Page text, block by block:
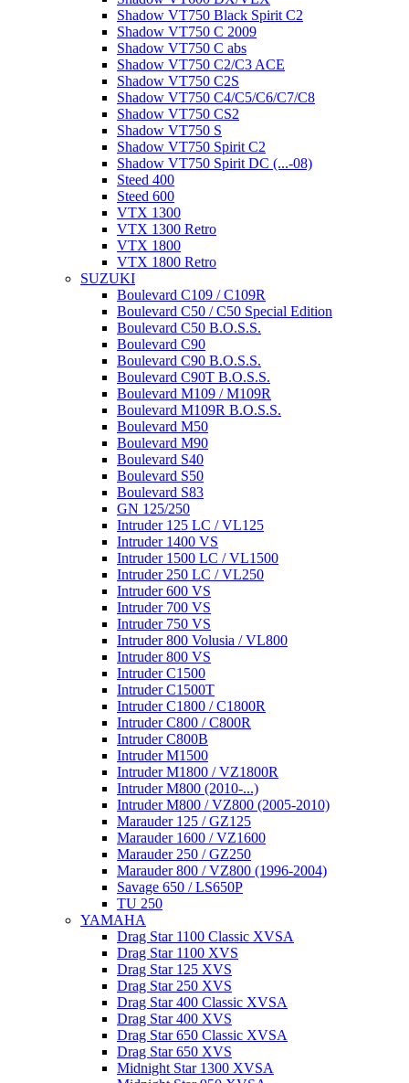
Shadow VT750 Black Spirit C2
Shadow VT750 C 2009
Shadow VT750 C abs
Shadow VT750 C2/C3 ACE
Shadow VT750 C2S
Shadow VT750 C4/C5/C6/C7/C8
Shadow VT750 CS2
Shadow VT750 S
Shadow VT750 Spirit C2
Shadow VT750 Spirit DC (...-08)
Steed 400
Steed 600
VTX 1300
VTX 1300 Retro
VTX 1800
VTX 1800 Retro
SUZUKI
Boulevard C109 / C109R
Boulevard C50 / C50 Special Edition
Boulevard C50 B.O.S.S.
Boulevard C90
Boulevard C90 B.O.S.S.
Boulevard C90T B.O.S.S.
Boulevard M109 / M109R
Boulevard M109R B.O.S.S.
Boulevard M50
Boulevard M90
Boulevard S40
Boulevard S50
Boulevard S83
GN 125/250
Intruder 125 LC / VL125
Intruder 1400 VS
Intruder 1500 LC / VL1500
Intruder 250 LC / VL250
Intruder 600 VS
Intruder 700 VS
Intruder 750 VS
Intruder 800 Volusia / VL800
Intruder 800 VS
Intruder C1500
Intruder C1500T
Intruder C1800 / C1800R
Intruder C800 / C800R
Intruder C800B
Intruder M1500
Intruder M1800 / VZ1800R
Intruder M800 (2010-...)
Intruder M800 / VZ800 (2005-2010)
Marauder 125 / GZ125
Marauder 1600 / VZ1600
Marauder 250 / GZ250
Marauder 800 / VZ800 (1996-2004)
Savage 650 / LS650P
TU 250
YAMAHA
Drag Star 1100 Classic XVSA
Drag Star 1100 XVS
Drag Star 125 XVS
Drag Star 250 XVS
Drag Star 400 Classic XVSA
Drag Star 400 XVS
Drag Star 650 Classic XVSA
Drag Star 650 XVS
Midnight Star 1300 XVSA